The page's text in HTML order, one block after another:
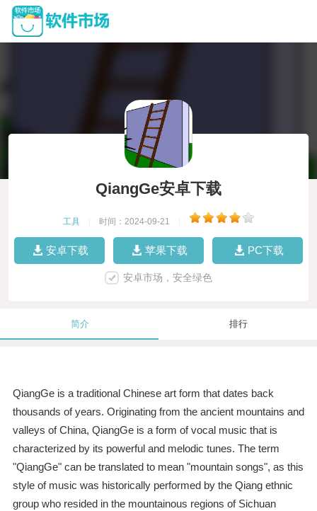
QiangGe安卓下载
工具 时间：2024-09-21
安卓下载 苹果下载 PC下载
安卓市场，安全绿色
简介 排行
QiangGe is a traditional Chinese art form that dates back
thousands of years. Originating from the ancient mountains and
valleys of China, QiangGe is a form of vocal music that is
characterized by its powerful and melodic tunes. The term
"QiangGe" can be translated to mean "mountain songs", as this
style of music was historically performed by the Qiang ethnic
group who resided in the mountainous regions of Sichuan